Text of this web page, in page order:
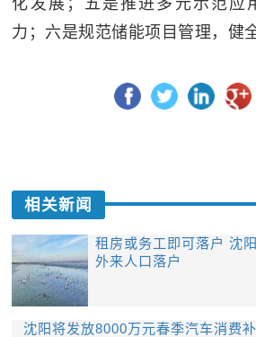
化发展；五是推进多元示范应
力；六是规范储能项目管理，健
相关新闻
租房或务工即可落户 沈
外来人口落户
沈阳将发放8000万元春季汽车消费